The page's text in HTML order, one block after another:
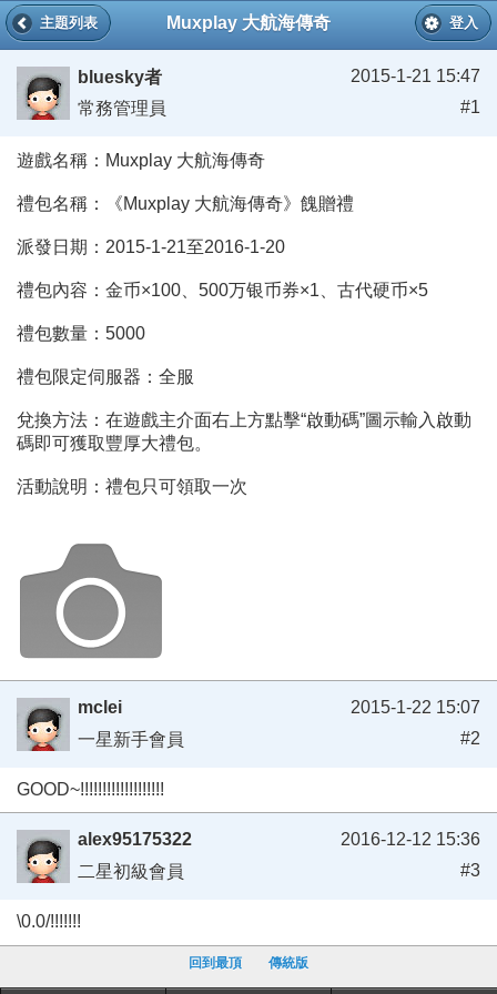
Muxplay 大航海傳奇
主題列表 登入
bluesky者
常務管理員
2015-1-21 15:47
#1
遊戲名稱：Muxplay 大航海傳奇
禮包名稱：《Muxplay 大航海傳奇》餽贈禮
派發日期：2015-1-21至2016-1-20
禮包內容：金币×100、500万银币券×1、古代硬币×5
禮包數量：5000
禮包限定伺服器：全服
兌換方法：在遊戲主介面右上方點擊“啟動碼”圖示輸入啟動
碼即可獲取豐厚大禮包。
活動說明：禮包只可領取一次
mclei
一星新手會員
2015-1-22 15:07
#2
GOOD~!!!!!!!!!!!!!!!!!!!
alex95175322
二星初級會員
2016-12-12 15:36
#3
\0.0/!!!!!!!
回到最頂 傳統版